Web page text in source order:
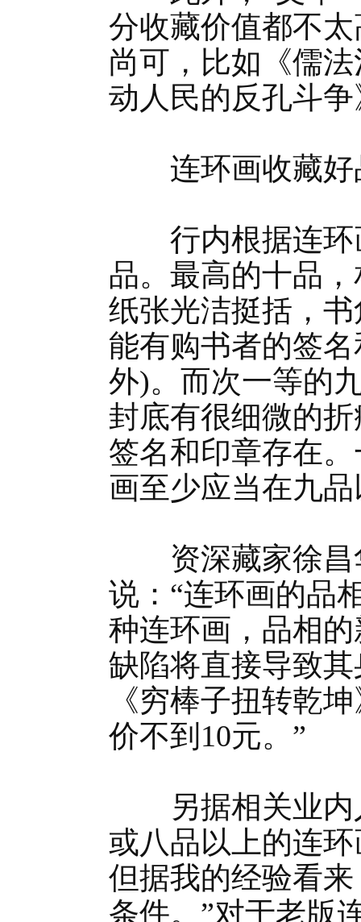
分收藏价值都不
尚可，比如《儒
动人民的反孔斗
连环画收藏好
行内根据连环
品。最高的十品
纸张光洁挺括，
能有购书者的签
外)。而次一等的
封底有很细微的
签名和印章存在
画至少应当在九
资深藏家徐昌
说：“连环画的品
种连环画，品相
缺陷将直接导致
《穷棒子扭转乾
价不到10元。”
另据相关业内
或八品以上的连
但据我的经验看
条件。”对于老版